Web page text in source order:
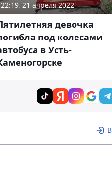
22:19, 21 апреля 2022
девочка
под колесами
в Усть-